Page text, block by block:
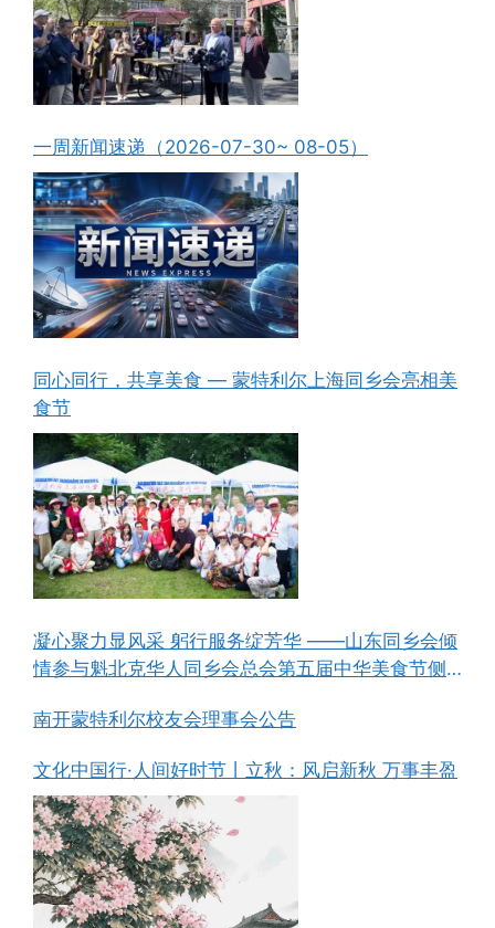
一周新闻速递（2026-07-30~ 08-05）
同心同行，共享美食 — 蒙特利尔上海同乡会亮相美
食节
凝心聚力显风采 躬行服务绽芳华 ——山东同乡会倾
情参与魁北克华人同乡会总会第五届中华美食节侧
南开蒙特利尔校友会理事会公告
文化中国行·人间好时节丨立秋：风启新秋 万事丰盈